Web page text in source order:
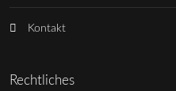
Kontakt
Rechtliches